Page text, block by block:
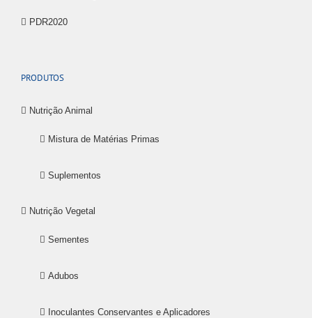
PDR2020
PRODUTOS
Nutrição Animal
Mistura de Matérias Primas
Suplementos
Nutrição Vegetal
Sementes
Adubos
Inoculantes Conservantes e Aplicadores